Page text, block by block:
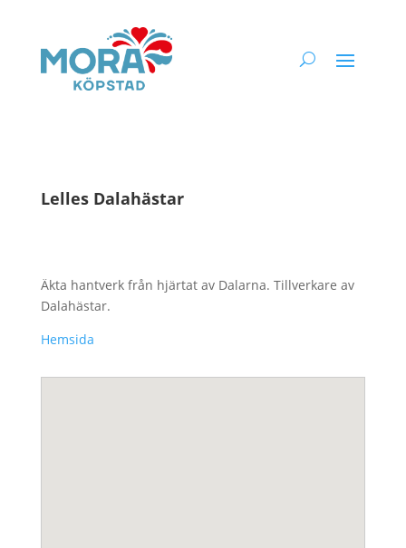
Lelles Dalahästar
Äkta hantverk från hjärtat av Dalarna. Tillverkare av
Dalahästar.
Hemsida